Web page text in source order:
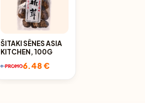
ŠITAKI SĒNES ASIA
KITCHEN, 100G
6.48 €